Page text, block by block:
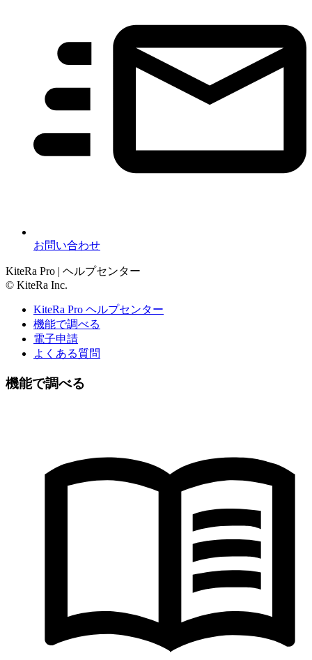
お問い合わせ
KiteRa Pro | ヘルプセンター
© KiteRa Inc.
KiteRa Pro ヘルプセンター
機能で調べる
電子申請
よくある質問
機能で調べる